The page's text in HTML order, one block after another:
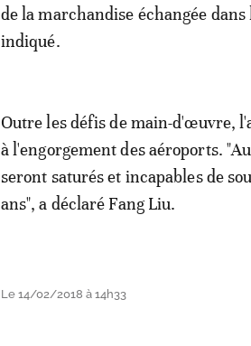
de la marchandise échangée
indiqué.
Outre les défis de main-d'œuvre,
à l'engorgement des aéroports.
seront saturés et incapables de
ans", a déclaré Fang Liu.
Le 14/02/2018 à 14h33